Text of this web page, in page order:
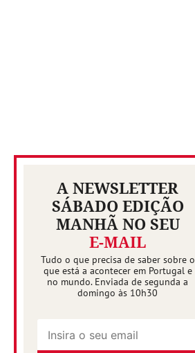
A NEWSLETTER
SÁBADO EDIÇÃO
MANHÃ NO SEU
E-MAIL
Tudo o que precisa de saber sobre o
que está a acontecer em Portugal e
no mundo. Enviada de segunda a
domingo às 10h30